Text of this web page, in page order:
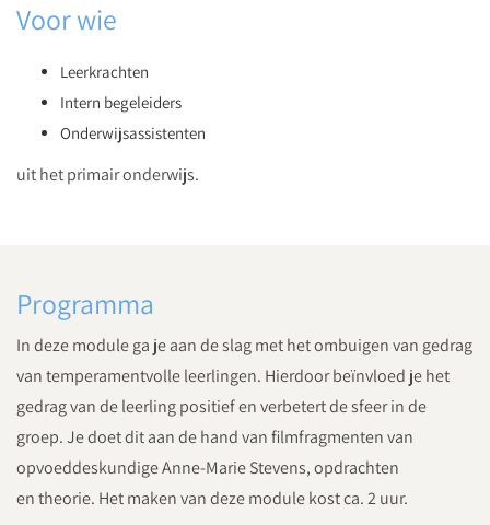
Voor wie
Leerkrachten
Intern begeleiders
Onderwijsassistenten
uit het primair onderwijs.
Programma
In deze module ga je aan de slag met het ombuigen van gedrag
van temperamentvolle leerlingen. Hierdoor beïnvloed je het
gedrag van de leerling positief en verbetert de sfeer in de
groep. Je doet dit aan de hand van filmfragmenten van
opvoeddeskundige Anne-Marie Stevens, opdrachten
en theorie. Het maken van deze module kost ca. 2 uur.